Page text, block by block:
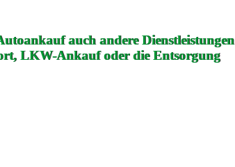
auch andere Dienstleistungen
LKW-Ankauf oder die Entsorgung